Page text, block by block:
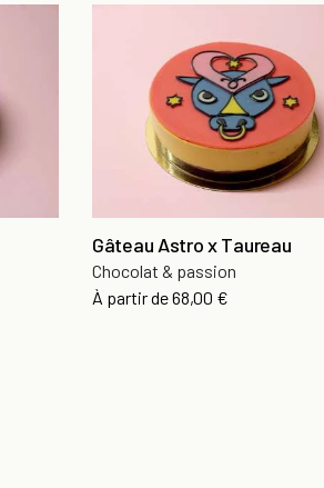
Gâteau Astro x Taureau
Chocolat & passion
À partir de68,00 €